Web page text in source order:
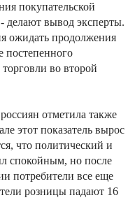
покупательской
делают вывод эксперты.
ожидать продолжения
постепенного
во второй
отметила также
этот показатель вырос
что политический и
спокойным, но после
потребители все еще
розницы падают 16